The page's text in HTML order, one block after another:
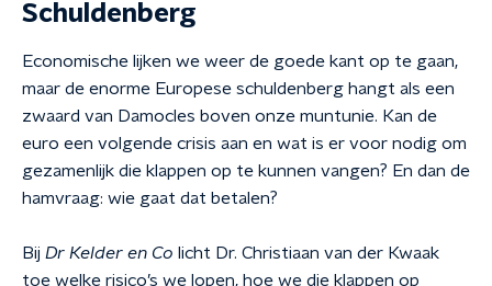
Schuldenberg
Economische lijken we weer de goede kant op te gaan,
maar de enorme Europese schuldenberg hangt als een
zwaard van Damocles boven onze muntunie. Kan de
euro een volgende crisis aan en wat is er voor nodig om
gezamenlijk die klappen op te kunnen vangen? En dan de
hamvraag: wie gaat dat betalen?
Bij Dr Kelder en Co licht Dr. Christiaan van der Kwaak
toe welke risico’s we lopen, hoe we die klappen op